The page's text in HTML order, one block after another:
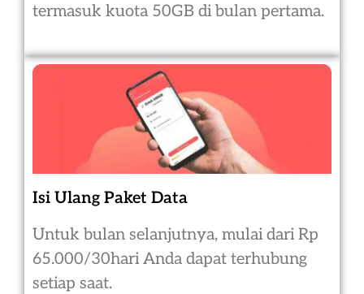
termasuk kuota 50GB di bulan pertama.
Isi Ulang Paket Data
Untuk bulan selanjutnya, mulai dari Rp
65.000/30hari Anda dapat terhubung
setiap saat.